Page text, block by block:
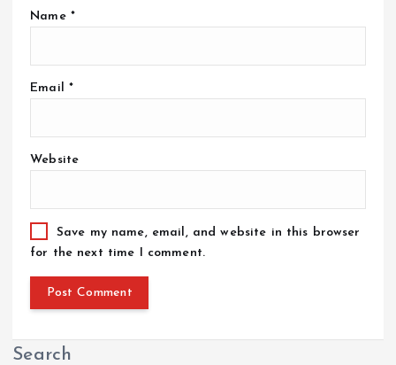
Name *
Email *
Website
Save my name, email, and website in this browser
for the next time I comment.
Search